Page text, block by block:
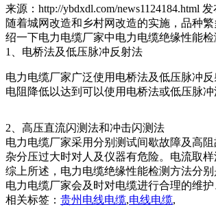
来源：http://ybdxdl.com/news1124184.html 发
随着城网改造和乡村网改造的实施，品种繁
绍一下电力电缆厂家中电力电缆绝缘性能检
1、电桥法及低压脉冲反射法
电力电缆厂家广泛使用电桥法及低压脉冲
电阻降低以达到可以使用电桥法或低压脉冲
2、高压直流闪测法和冲击闪测法
电力电缆厂家采用分别测试间歇故障及高
杂分压过大时对人及仪器有危险。电流取
综上所述，电力电缆绝缘性能检测方法分
电力电缆厂家会及时对电缆进行合理的维
相关标签： 贵州电线电缆,电线电缆,